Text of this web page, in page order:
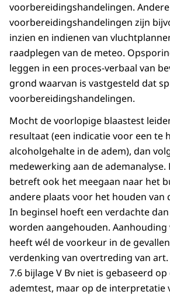
voorbereidingshandelingen. Andere
voorbereidingshandelingen zijn
inzien en indienen van
raadplegen van de meteo.
leggen in een proces-verbaal van
grond waarvan is vastgesteld dat
voorbereidingshandelingen.
Mocht de voorlopige blaastest
resultaat (een indicatie voor een te
alcoholgehalte in de adem), dan
medewerking aan de
betreft ook het meegaan naar het
andere plaats voor het houden van
In beginsel hoeft een verdachte
worden aangehouden. Aanhouding
heeft wél de voorkeur in de
verdenking van overtreding van
7.6 bijlage V Bv niet is gebaseerd
ademtest, maar op de interpretatie